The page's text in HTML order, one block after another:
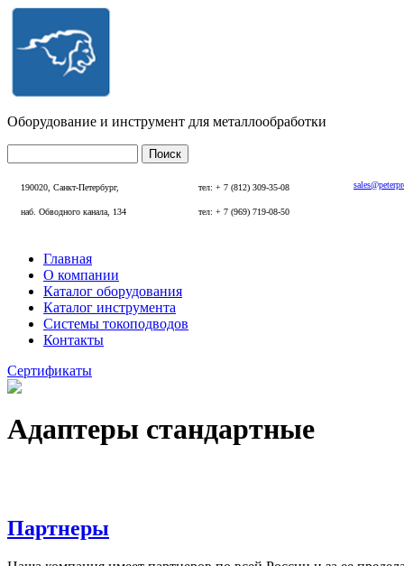
Перейти к основному содержанию
Оборудование и инструмент для металлообработки
190020, Санкт-Петербург,
наб. Обводного канала, 134
тел: + 7 (812) 309-35-08
тел: + 7 (969) 719-08-50
Главное меню
Главная
О компании
Каталог оборудования
Каталог инструмента
Системы токоподводов
Контакты
Сертификаты
Адаптеры стандартные
Партнеры